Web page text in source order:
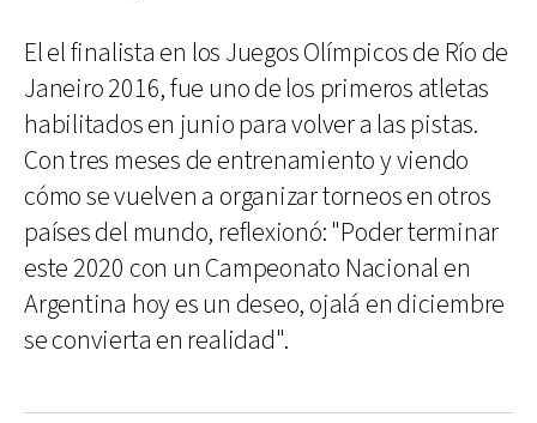
El el finalista en los Juegos Olímpicos de Río de
Janeiro 2016, fue uno de los primeros atletas
habilitados en junio para volver a las pistas.
Con tres meses de entrenamiento y viendo
cómo se vuelven a organizar torneos en otros
países del mundo, reflexionó: "Poder terminar
este 2020 con un Campeonato Nacional en
Argentina hoy es un deseo, ojalá en diciembre
se convierta en realidad".